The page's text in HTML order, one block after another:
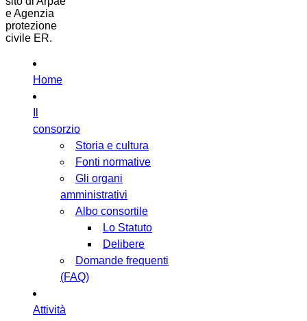
e Agenzia
protezione
civile ER.
Home
consorzio
Storia e cultura
Fonti normative
Gli organi
amministrativi
Albo consortile
Lo Statuto
Delibere
Domande frequenti
(FAQ)
Attività